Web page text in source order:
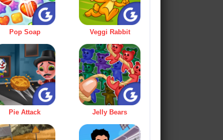
Pop Soap Veggi Rabbit
Pie Attack Jelly Bears